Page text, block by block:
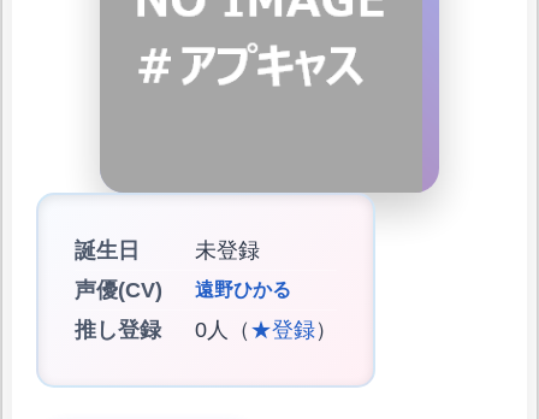
誕生日
未登録
声優(CV)
遠野ひかる
推し登録 0人（ ★登録）